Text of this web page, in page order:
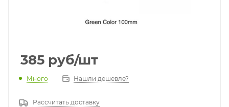
385 руб/шт
Много Нашли дешевле?
Рассчитать доставку